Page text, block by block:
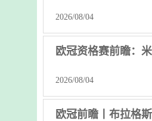
2026/08/04
欧冠资格赛前瞻：
2026/08/04
欧冠前瞻丨布拉格